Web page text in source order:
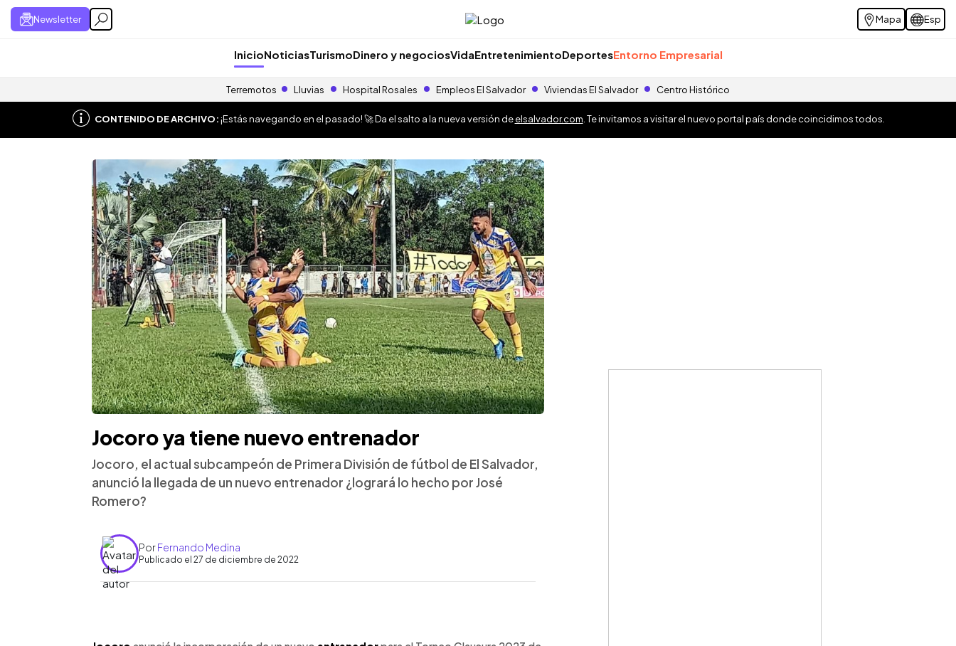
Newsletter Mapa Esp
InicioNoticiasTurismoDinero y negociosVidaEntretenimientoDeportesEntorno Empresarial
Terremotos Lluvias Hospital Rosales Empleos El Salvador Viviendas El Salvador Centro Histórico
CONTENIDO DE ARCHIVO:¡Estás navegando en el pasado! 🚀 Da el salto a la nueva versión deelsalvador.com . Te invitamos a visitar el nuevo portal país donde coincidimos todos.
Jocoro ya tiene nuevo entrenador
Jocoro, el actual subcampeón de Primera División de fútbol de El Salvador,
anunció la llegada de un nuevo entrenador ¿logrará lo hecho por José
Romero?
PorFernando Medina
Publicado el 27 de diciembre de 2022